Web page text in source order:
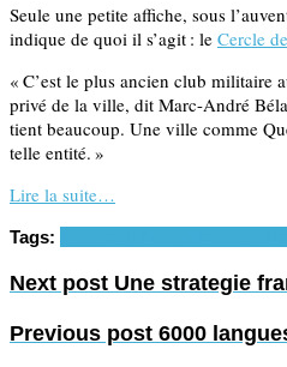
Seule une petite affiche, sous
indique de quoi il s’agit : le Cercle
« C’est le plus ancien club militaire
privé de la ville, dit Marc-André
tient beaucoup. Une ville comme
telle entité. »
Lire la suite…
Tags:
Next post Une strategie
Previous post 6000